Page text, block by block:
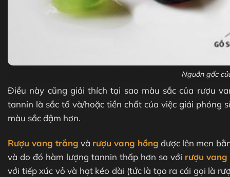
Nguồn gốc
Điều này cũng giải thích tại sao màu sắc của rượu
tannin là sắc tố và/hoặc tiền chất của việc giải phóng
màu sắc đậm hơn.
Rượu vang trắng và rượu vang hồng được lên men
và do đó hàm lượng tannin thấp hơn so với rượu
với tiếp xúc vỏ và hạt kéo dài (tức là tạo ra cái gọi là